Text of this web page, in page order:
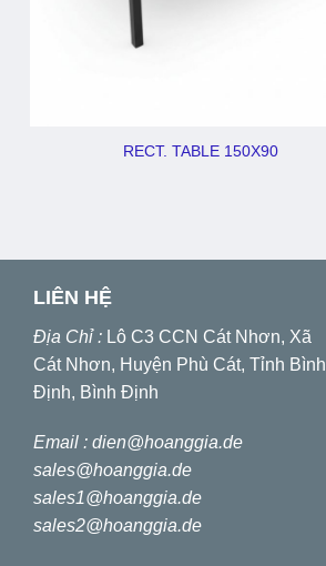
RECT. TABLE 150X90
LIÊN HỆ
Địa Chỉ : Lô C3 CCN Cát Nhơn, Xã
Cát Nhơn, Huyện Phù Cát, Tỉnh Bình
Định, Bình Định
Email : dien@hoanggia.de
sales@hoanggia.de
sales1@hoanggia.de
sales2@hoanggia.de